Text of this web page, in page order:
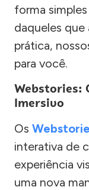
forma
daqueles que
prática,
para você.
Webstories:
Imersivo
Os
interativa de
experiência
uma nova